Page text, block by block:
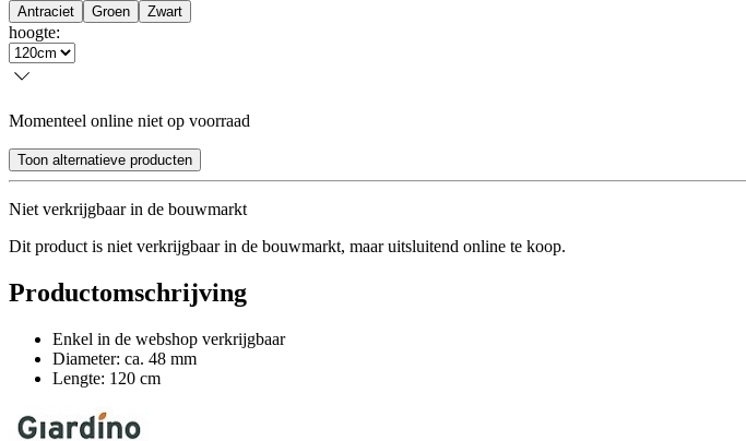
Antraciet Groen Zwart
hoogte:
Momenteel online niet op voorraad
Toon alternatieve producten
Niet verkrijgbaar in de bouwmarkt
Dit product is niet verkrijgbaar in de bouwmarkt, maar uitsluitend online te koop.
Productomschrijving
Enkel in de webshop verkrijgbaar
Diameter: ca. 48 mm
Lengte: 120 cm